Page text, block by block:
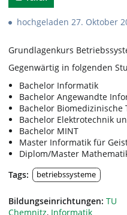
hochgeladen 27. Oktober
Grundlagenkurs
Gegenwärtig in folgenden
Bachelor Informatik
Bachelor Angewandte
Bachelor Biomedizinische
Bachelor Elektrotechnik
Bachelor MINT
Master Informatik für
Diplom/Master
Tags:
betriebssysteme
Bildungseinrichtungen: TU
Chemnitz, Informatik